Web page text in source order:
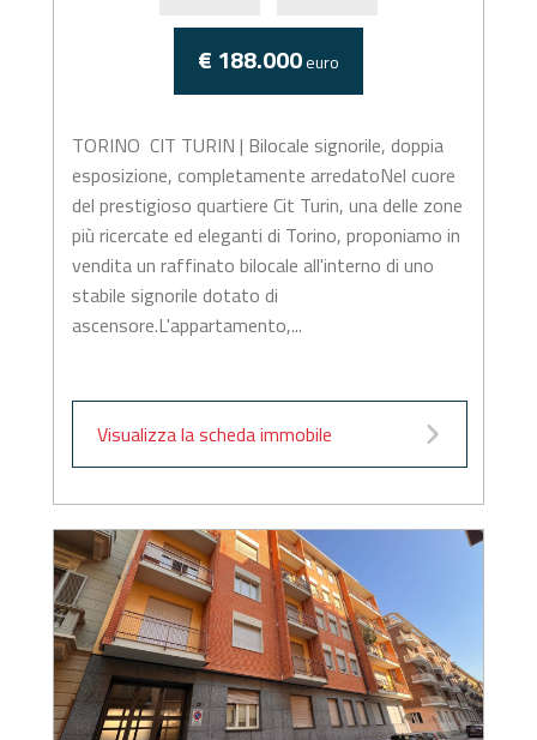
€ 188.000euro
TORINO  CIT TURIN | Bilocale signorile, doppia
esposizione, completamente arredatoNel cuore
del prestigioso quartiere Cit Turin, una delle zone
più ricercate ed eleganti di Torino, proponiamo in
vendita un raffinato bilocale all'interno di uno
stabile signorile dotato di
ascensore.L'appartamento,...
Visualizza la scheda immobile